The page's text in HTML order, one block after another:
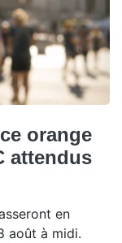
orange
attendus
en
août à midi.